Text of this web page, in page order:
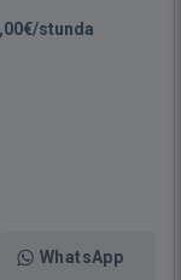
stunda
WhatsApp